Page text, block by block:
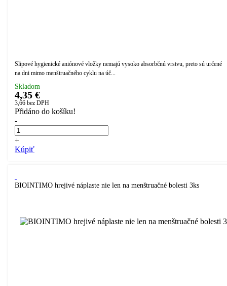
Slipové hygienické aniónové vložky nemajú vysoko absorbčnú vrstvu, preto sú určené
na dni mimo menštruačného cyklu na úč...
Skladom
4,35 €
3,66 bez DPH
Přidáno do košíku!
-
+
Kúpiť
BIOINTIMO hrejivé náplaste nie len na menštruačné bolesti 3ks